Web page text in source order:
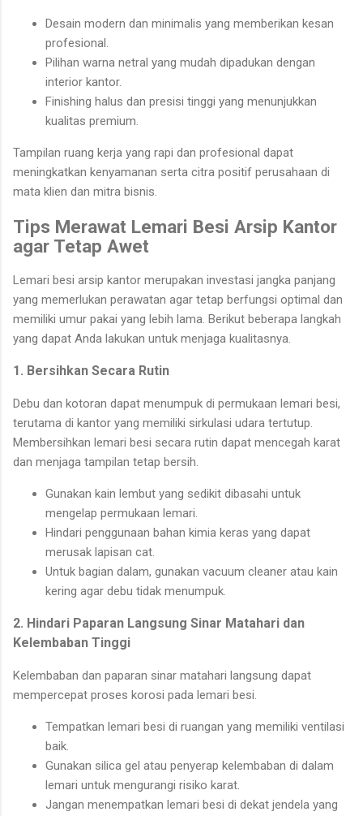
Desain modern dan minimalis yang memberikan kesan
profesional.
Pilihan warna netral yang mudah dipadukan dengan
interior kantor.
Finishing halus dan presisi tinggi yang menunjukkan
kualitas premium.
Tampilan ruang kerja yang rapi dan profesional dapat
meningkatkan kenyamanan serta citra positif perusahaan di
mata klien dan mitra bisnis.
Tips Merawat Lemari Besi Arsip Kantor
agar Tetap Awet
Lemari besi arsip kantor merupakan investasi jangka panjang
yang memerlukan perawatan agar tetap berfungsi optimal dan
memiliki umur pakai yang lebih lama. Berikut beberapa langkah
yang dapat Anda lakukan untuk menjaga kualitasnya.
1. Bersihkan Secara Rutin
Debu dan kotoran dapat menumpuk di permukaan lemari besi,
terutama di kantor yang memiliki sirkulasi udara tertutup.
Membersihkan lemari besi secara rutin dapat mencegah karat
dan menjaga tampilan tetap bersih.
Gunakan kain lembut yang sedikit dibasahi untuk
mengelap permukaan lemari.
Hindari penggunaan bahan kimia keras yang dapat
merusak lapisan cat.
Untuk bagian dalam, gunakan vacuum cleaner atau kain
kering agar debu tidak menumpuk.
2. Hindari Paparan Langsung Sinar Matahari dan
Kelembaban Tinggi
Kelembaban dan paparan sinar matahari langsung dapat
mempercepat proses korosi pada lemari besi.
Tempatkan lemari besi di ruangan yang memiliki ventilasi
baik.
Gunakan silica gel atau penyerap kelembaban di dalam
lemari untuk mengurangi risiko karat.
Jangan menempatkan lemari besi di dekat jendela yang